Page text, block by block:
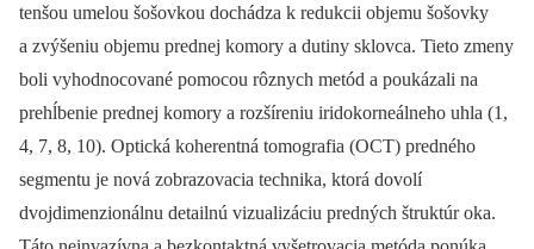
tenšou umelou šošovkou dochádza k redukcii objemu šošovky
a zvýšeniu objemu prednej komory a dutiny sklovca. Tieto zmeny
boli vyhodnocované pomocou rôznych metód a poukázali na
prehĺbenie prednej komory a rozšíreniu iridokorneálneho uhla (1,
4, 7, 8, 10). Optická koherentná tomografia (OCT) predného
segmentu je nová zobrazovacia technika, ktorá dovolí
dvojdimenzionálnu detailnú vizualizáciu predných štruktúr oka.